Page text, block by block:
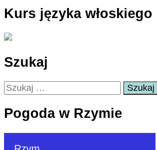
Kurs języka włoskiego
Szukaj
Szukaj:
Pogoda w Rzymie